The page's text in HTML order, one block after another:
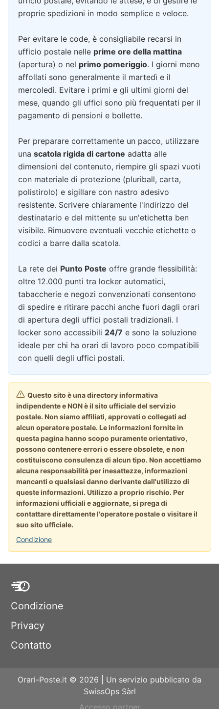
proprie spedizioni in modo semplice e veloce.
Per evitare le code, è consigliabile recarsi in
ufficio postale nelle prime ore della mattina
(apertura) o nel primo pomeriggio. I giorni meno
affollati sono generalmente il martedì e il
mercoledì. Evitare i primi e gli ultimi giorni del
mese, quando gli uffici sono più frequentati per il
pagamento di pensioni e bollette.
Per preparare correttamente un pacco, utilizzare
una scatola rigida di cartone adatta alle
dimensioni del contenuto, riempire gli spazi vuoti
con materiale di protezione (pluriball, carta,
polistirolo) e sigillare con nastro adesivo
resistente. Scrivere chiaramente l'indirizzo del
destinatario e del mittente su un'etichetta ben
visibile. Rimuovere eventuali vecchie etichette o
codici a barre dalla scatola.
La rete dei Punto Poste offre grande flessibilità:
oltre 12.000 punti tra locker automatici,
tabaccherie e negozi convenzionati consentono
di spedire e ritirare pacchi anche fuori dagli orari
di apertura degli uffici postali tradizionali. I
locker sono accessibili 24/7 e sono la soluzione
ideale per chi ha orari di lavoro poco compatibili
con quelli degli uffici postali.
Questo sito è una directory informativa
indipendente e NON è il sito ufficiale del servizio
postale. Non siamo affiliati, approvati o collegati ad
alcun operatore postale. Le informazioni fornite in
questa pagina hanno scopo puramente orientativo,
possono contenere errori o essere obsolete, e non
costituiscono consulenza di alcun tipo. Non accettiamo
alcuna responsabilità per inesattezze, informazioni
mancanti o qualsiasi danno derivante dall'utilizzo di
queste informazioni. Utilizzo a proprio rischio. Per
informazioni ufficiali e aggiornate, si prega di
contattare direttamente l'operatore postale o visitare il
suo sito ufficiale.
Condizione
Condizione
Privacy
Contatto
Orari-Poste.it © 2026 | Un servizio pubblicato da
SwissOps Sàrl